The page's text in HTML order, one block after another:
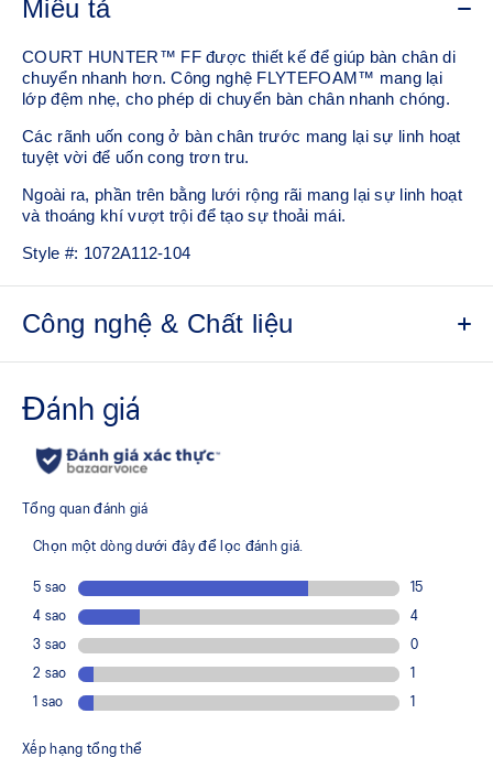
Miêu tả
COURT HUNTER™ FF được thiết kế để giúp bàn chân di
chuyển nhanh hơn. Công nghệ FLYTEFOAM™ mang lại
lớp đệm nhẹ, cho phép di chuyển bàn chân nhanh chóng.
Các rãnh uốn cong ở bàn chân trước mang lại sự linh hoạt
tuyệt vời để uốn cong trơn tru.
Ngoài ra, phần trên bằng lưới rộng rãi mang lại sự linh hoạt
và thoáng khí vượt trội để tạo sự thoải mái.
Style #: 1072A112-104
Công nghệ & Chất liệu
Đệm FYTEFOAM™
Công nghệ TRUSSTIC™ cải thiện độ ổn định
hoạt